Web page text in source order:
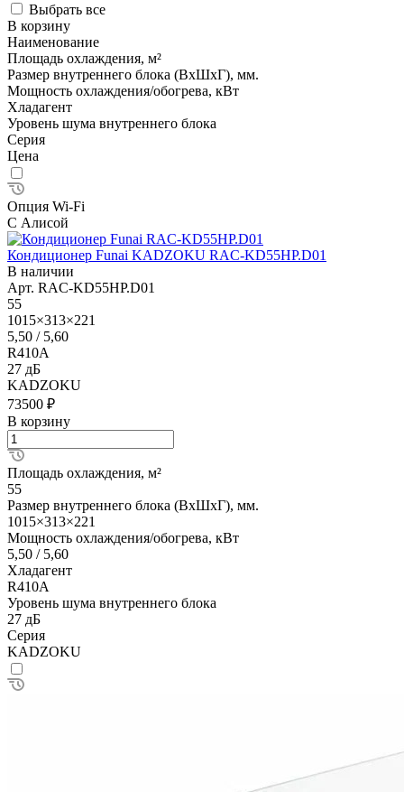
Выбрать все
В корзину
Наименование
Площадь охлаждения, м²
Размер внутреннего блока (ВхШхГ), мм.
Мощность охлаждения/обогрева, кВт
Хладагент
Уровень шума внутреннего блока
Серия
Цена
Опция Wi-Fi
С Алисой
Кондиционер Funai KADZOKU RAC-KD55HP.D01
В наличии
Арт. RAC-KD55HP.D01
55
1015×313×221
5,50 / 5,60
R410A
27 дБ
KADZOKU
73500 ₽
В корзину
Площадь охлаждения, м²
55
Размер внутреннего блока (ВхШхГ), мм.
1015×313×221
Мощность охлаждения/обогрева, кВт
5,50 / 5,60
Хладагент
R410A
Уровень шума внутреннего блока
27 дБ
Серия
KADZOKU